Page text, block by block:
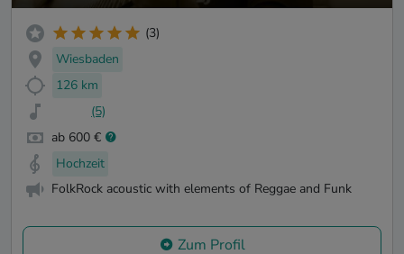
(3)
Wiesbaden
126 km
(5)
ab 600 €
Hochzeit
FolkRock acoustic with elements of Reggae and Funk
Zum Profil